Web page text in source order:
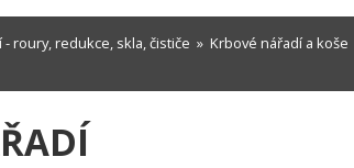
roury, redukce, skla, čističe » Krbové nářadí a koše